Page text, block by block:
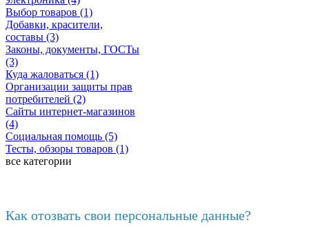
Выбор товаров (1)
Добавки, красители,
составы (3)
Законы, документы, ГОСТы
(3)
Куда жаловаться (1)
Организации защиты прав
потребителей (2)
Сайты интернет-магазинов
(4)
Социальная помощь (5)
Тесты, обзоры товаров (1)
все категории
Как отозвать свои персональные данные?